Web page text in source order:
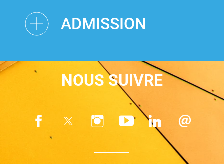
ADMISSION
NOUS SUIVRE